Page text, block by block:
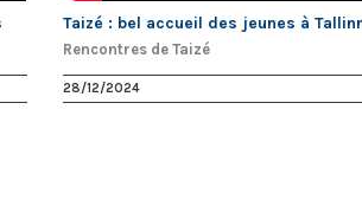
Taizé : bel accueil des jeunes à
Rencontres de Taizé
28/12/2024